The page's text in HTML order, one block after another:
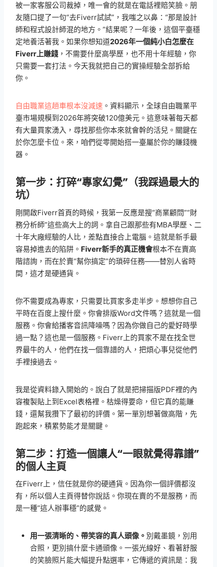
被一家客服公司裁掉，唯一會的就是在電話裡賠笑臉。朋
友隨口提了一句“去Fiverr試試”，我嗤之以鼻：“那是設計
師和程式設計師混的地方。”結果呢？一年後，這個平臺穩
定地養活著我。如果你想知道2026年一個純小白怎麼在
Fiverr上賺錢 ，不需要什麼高學歷，也不用十年經驗，你
只需要一套打法。今天我就把自己的實操經驗全部拆給
你。
自由職業這趟車根本沒減速 。資料顯示，全球自由職業平
臺市場規模到2026年將突破120億美元。這意味著每天都
有大量買家湧入，尋找那些你本來就會幹的活兒。關鍵在
於你怎麼卡位。來，咱們從零開始搭一臺屬於你的賺錢機
器。
第一步：打碎“專家幻覺”（我踩過最大的
坑）
剛開啟Fiverr首頁的時候，我第一反應是搜“商業顧問”“財
務分析師”這些高大上的詞。拿自己跟那些有MBA學歷、二
十年大廠經驗的人比，差點直接合上電腦。這就是新手最
容易掉進去的陷阱。 Fiverr新手的真正機會根本不在賣高
階諮詢，而在於賣“幫你搞定”的瑣碎任務——替別人省時
間，這才是硬通貨。
你不需要成為專家，只需要比買家多走半步。想想你自己
平時在百度上搜什麼。你會排版Word文件嗎？這就是一個
服務。你會給播客音訊降噪嗎？因為你做自己的愛好時學
過一點？這也是一個服務。Fiverr上的買家不是在找全世
界最牛的人，他們在找一個靠譜的人，把煩心事兒從他們
手裡接過去。
我是從資料錄入開始的。說白了就是把掃描版PDF裡的內
容複製貼上到Excel表格裡。枯燥得要命，但它真的能賺
錢，還幫我攢下了最初的評價。第一單別想著做高階，先
跑起來，積累勢能才是關鍵。
第二步：打造一個讓人“一眼就覺得靠譜”
的個人主頁
在Fiverr上，信任就是你的硬通貨。因為你一個評價都沒
有，所以個人主頁得替你說話。你現在賣的不是服務，而
是一種“這人辦事穩”的感覺。
用一張清晰的、帶笑容的真人頭像。 別戴墨鏡，別用
合照，更別搞什麼卡通頭像。一張光線好、看著舒服
的笑臉照片能大幅提升點選率，它傳遞的資訊是：我